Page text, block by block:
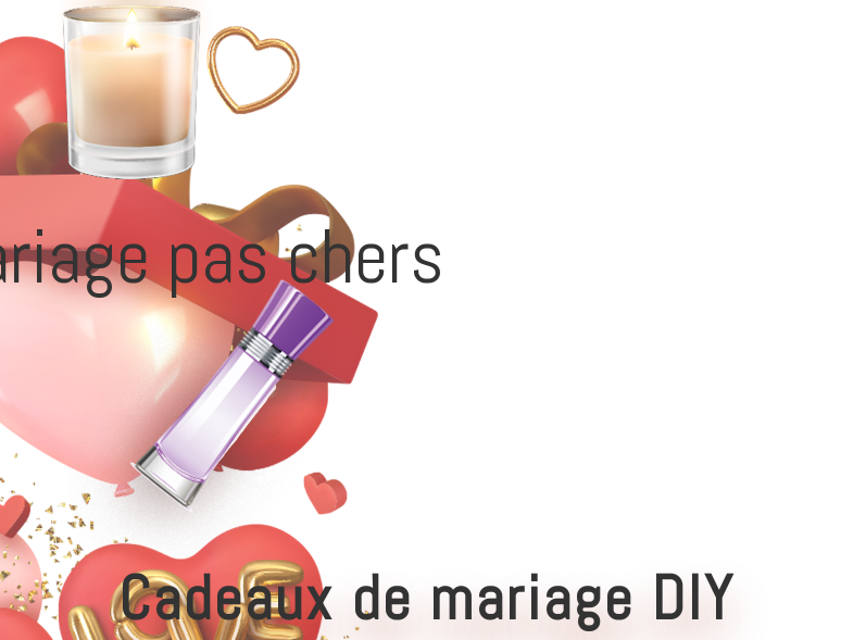
pas chers
Cadeaux de mariage DIY